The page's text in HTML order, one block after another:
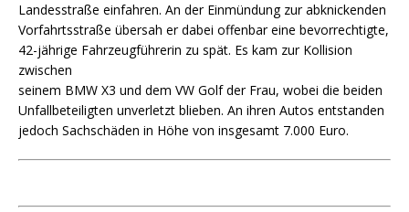
Landesstraße einfahren. An der Einmündung zur abknickenden
Vorfahrtsstraße übersah er dabei offenbar eine bevorrechtigte,
42-jährige Fahrzeugführerin zu spät. Es kam zur Kollision
zwischen
seinem BMW X3 und dem VW Golf der Frau, wobei die beiden
Unfallbeteiligten unverletzt blieben. An ihren Autos entstanden
jedoch Sachschäden in Höhe von insgesamt 7.000 Euro.